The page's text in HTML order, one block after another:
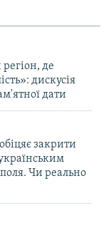
де
дискусія
дати
закрити
Чи реально